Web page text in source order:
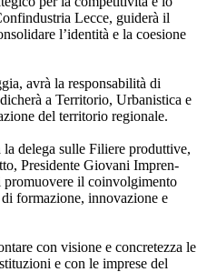
Lecce, guiderà il
l’identità e la coesione
avrà la responsabilità di
a Territorio, Urbanistica e
del territorio regionale.
delega sulle Filiere produttive,
Presidente Giovani Impren-
il coinvolgimento
formazione, innovazione e
con visione e concretezza le
e con le imprese del